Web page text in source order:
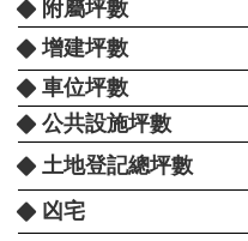
附屬坪數
增建坪數
車位坪數
公共設施坪數
土地登記總坪數
凶宅